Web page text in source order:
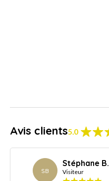
Avis clients5.0
SB
Stéphane B.
Visiteur